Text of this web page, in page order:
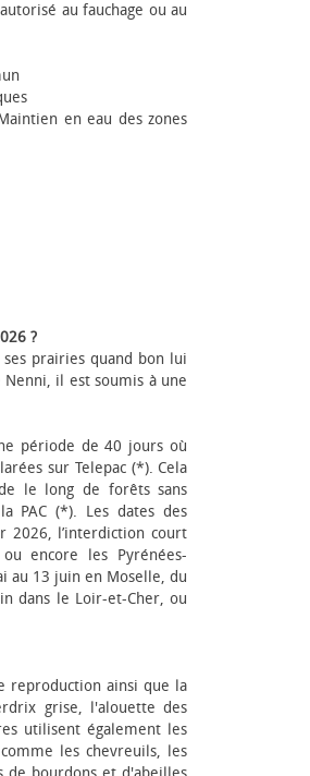
au fauchage ou au
en eau des zones
?
prairies quand bon lui
il est soumis à une
période de 40 jours où
sur Telepac (*). Cela
le long de forêts sans
PAC (*). Les dates des
2026, l’interdiction court
encore les Pyrénées-
au 13 juin en Moselle, du
dans le Loir-et-Cher, ou
reproduction ainsi que la
grise, l'alouette des
utilisent également les
les chevreuils, les